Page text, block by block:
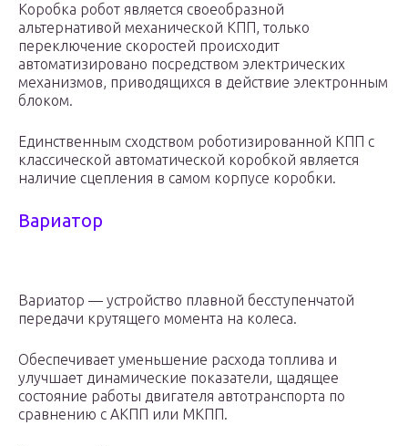
Коробка робот является своеобразной
альтернативой механической КПП, только
переключение скоростей происходит
автоматизировано посредством электрических
механизмов, приводящихся в действие электронным
блоком.
Единственным сходством роботизированной КПП с
классической автоматической коробкой является
наличие сцепления в самом корпусе коробки.
Вариатор
Вариатор — устройство плавной бесступенчатой
передачи крутящего момента на колеса.
Обеспечивает уменьшение расхода топлива и
улучшает динамические показатели, щадящее
состояние работы двигателя автотранспорта по
сравнению с АКПП или МКПП.